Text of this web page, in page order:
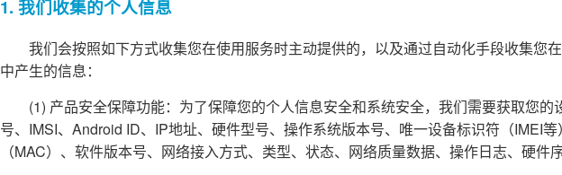
1. 我们收集的个人信息
我们会按照如下方式收集您在使用服务时主动提供的，以及通过自动化手段收集您
中产生的信息：
(1) 产品安全保障功能：为了保障您的个人信息安全和系统安全，我们需要获取您的
号、IMSI、Android ID、IP地址、硬件型号、操作系统版本号、唯一设备标识符（IMEI
（MAC）、软件版本号、网络接入方式、类型、状态、网络质量数据、操作日志、硬件